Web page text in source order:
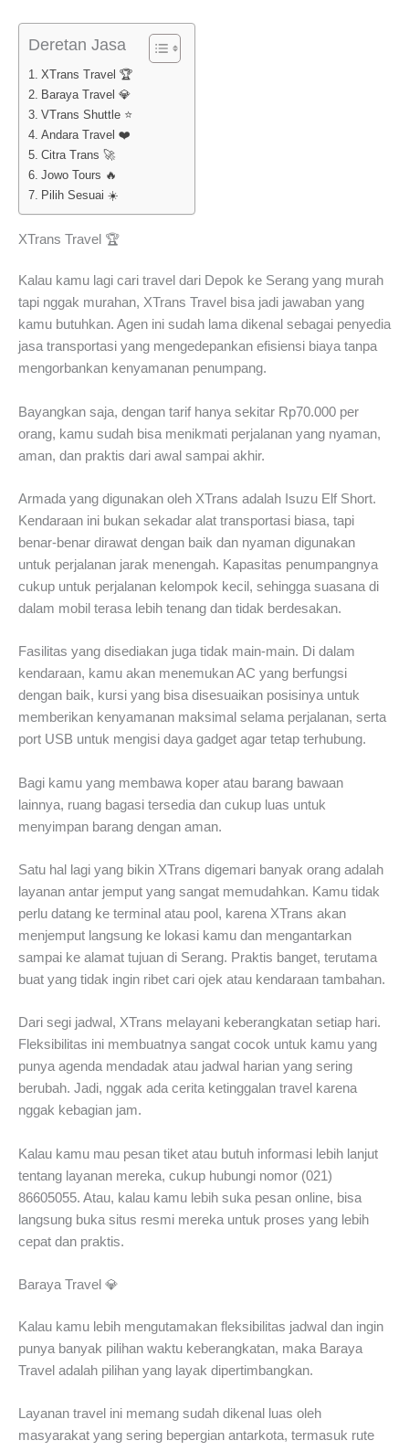
Deretan Jasa
XTrans Travel 🏆
Baraya Travel 💎
VTrans Shuttle ⭐
Andara Travel ❤️
Citra Trans 🚀
Jowo Tours 🔥
Pilih Sesuai ☀️
XTrans Travel 🏆
Kalau kamu lagi cari travel dari Depok ke Serang yang murah
tapi nggak murahan, XTrans Travel bisa jadi jawaban yang
kamu butuhkan. Agen ini sudah lama dikenal sebagai penyedia
jasa transportasi yang mengedepankan efisiensi biaya tanpa
mengorbankan kenyamanan penumpang.
Bayangkan saja, dengan tarif hanya sekitar Rp70.000 per
orang, kamu sudah bisa menikmati perjalanan yang nyaman,
aman, dan praktis dari awal sampai akhir.
Armada yang digunakan oleh XTrans adalah Isuzu Elf Short.
Kendaraan ini bukan sekadar alat transportasi biasa, tapi
benar-benar dirawat dengan baik dan nyaman digunakan
untuk perjalanan jarak menengah. Kapasitas penumpangnya
cukup untuk perjalanan kelompok kecil, sehingga suasana di
dalam mobil terasa lebih tenang dan tidak berdesakan.
Fasilitas yang disediakan juga tidak main-main. Di dalam
kendaraan, kamu akan menemukan AC yang berfungsi
dengan baik, kursi yang bisa disesuaikan posisinya untuk
memberikan kenyamanan maksimal selama perjalanan, serta
port USB untuk mengisi daya gadget agar tetap terhubung.
Bagi kamu yang membawa koper atau barang bawaan
lainnya, ruang bagasi tersedia dan cukup luas untuk
menyimpan barang dengan aman.
Satu hal lagi yang bikin XTrans digemari banyak orang adalah
layanan antar jemput yang sangat memudahkan. Kamu tidak
perlu datang ke terminal atau pool, karena XTrans akan
menjemput langsung ke lokasi kamu dan mengantarkan
sampai ke alamat tujuan di Serang. Praktis banget, terutama
buat yang tidak ingin ribet cari ojek atau kendaraan tambahan.
Dari segi jadwal, XTrans melayani keberangkatan setiap hari.
Fleksibilitas ini membuatnya sangat cocok untuk kamu yang
punya agenda mendadak atau jadwal harian yang sering
berubah. Jadi, nggak ada cerita ketinggalan travel karena
nggak kebagian jam.
Kalau kamu mau pesan tiket atau butuh informasi lebih lanjut
tentang layanan mereka, cukup hubungi nomor (021)
86605055. Atau, kalau kamu lebih suka pesan online, bisa
langsung buka situs resmi mereka untuk proses yang lebih
cepat dan praktis.
Baraya Travel 💎
Kalau kamu lebih mengutamakan fleksibilitas jadwal dan ingin
punya banyak pilihan waktu keberangkatan, maka Baraya
Travel adalah pilihan yang layak dipertimbangkan.
Layanan travel ini memang sudah dikenal luas oleh
masyarakat yang sering bepergian antarkota, termasuk rute